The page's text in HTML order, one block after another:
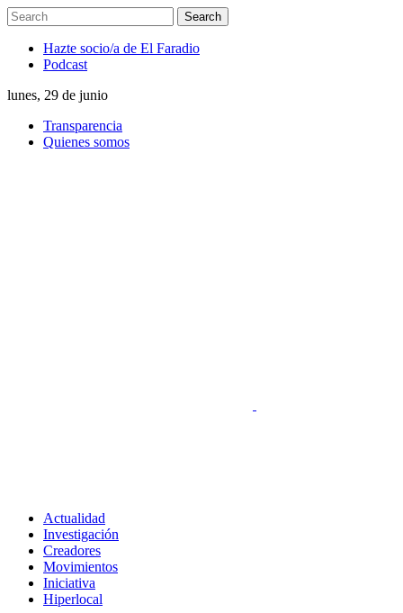
Hazte socio/a de El Faradio
Podcast
lunes, 29 de junio
Transparencia
Quienes somos
Actualidad
Investigación
Creadores
Movimientos
Iniciativa
Hiperlocal